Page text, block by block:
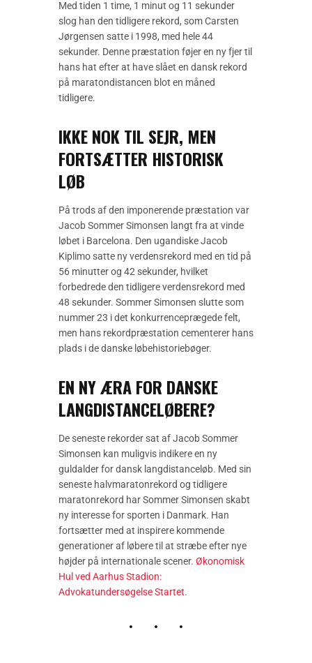
Med tiden 1 time, 1 minut og 11 sekunder
slog han den tidligere rekord, som Carsten
Jørgensen satte i 1998, med hele 44
sekunder. Denne præstation føjer en ny fjer til
hans hat efter at have slået en dansk rekord
på maratondistancen blot en måned
tidligere.
IKKE NOK TIL SEJR, MEN
FORTSÆTTER HISTORISK
LØB
På trods af den imponerende præstation var
Jacob Sommer Simonsen langt fra at vinde
løbet i Barcelona. Den ugandiske Jacob
Kiplimo satte ny verdensrekord med en tid på
56 minutter og 42 sekunder, hvilket
forbedrede den tidligere verdensrekord med
48 sekunder. Sommer Simonsen slutte som
nummer 23 i det konkurrenceprægede felt,
men hans rekordpræstation cementerer hans
plads i de danske løbehistoriebøger.
EN NY ÆRA FOR DANSKE
LANGDISTANCELØBERE?
De seneste rekorder sat af Jacob Sommer
Simonsen kan muligvis indikere en ny
guldalder for dansk langdistanceløb. Med sin
seneste halvmaratonrekord og tidligere
maratonrekord har Sommer Simonsen skabt
ny interesse for sporten i Danmark. Han
fortsætter med at inspirere kommende
generationer af løbere til at stræbe efter nye
højder på internationale scener. Økonomisk
Hul ved Aarhus Stadion:
Advokatundersøgelse Startet.